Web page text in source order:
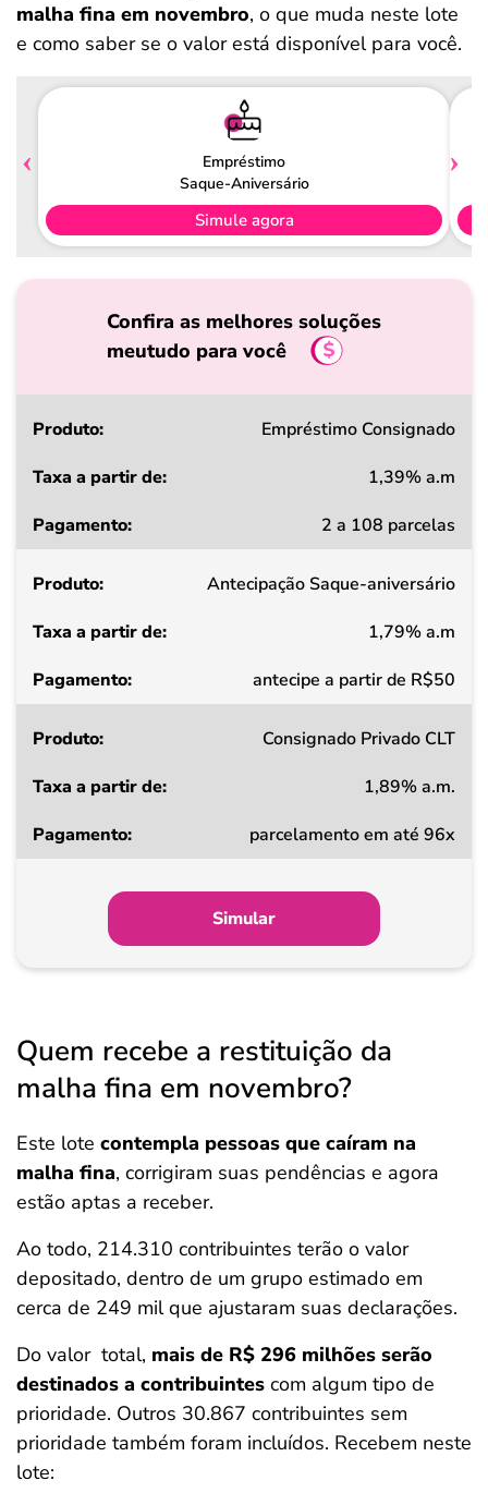
malha fina em novembro, o que muda neste lote
e como saber se o valor está disponível para você.
Empréstimo
Saque-Aniversário
Simule agora
Confira as melhores soluções
meutudo para você
Produto
a
de
Pagamento
Empréstimo Consignado
1,39% a.m
2 a 108 parcelas
Antecipação Saque-aniversário
1,79% a.m
antecipe a partir de R$50
Consignado Privado CLT
1,89% a.m.
parcelamento em até 96x
Simular
Quem recebe a restituição da
malha fina em novembro?
Este lote contempla pessoas que caíram na
malha fina, corrigiram suas pendências e agora
estão aptas a receber.
Ao todo, 214.310 contribuintes terão o valor
depositado, dentro de um grupo estimado em
cerca de 249 mil que ajustaram suas declarações.
Do valor total, mais de R$ 296 milhões serão
destinados a contribuintes com algum tipo de
prioridade. Outros 30.867 contribuintes sem
prioridade também foram incluídos. Recebem neste
lote: